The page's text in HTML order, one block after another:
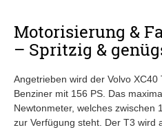
Motorisierung &
– Spritzig &
Angetrieben wird der Volvo
Benziner mit 156 PS. Das
Newtonmeter, welches zwischen
zur Verfügung steht. Der T3 wird